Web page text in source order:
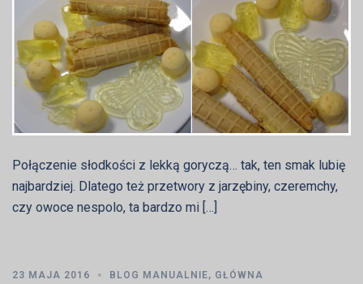
Połączenie słodkości z lekką goryczą… tak, ten smak lubię
najbardziej. Dlatego też przetwory z jarzębiny, czeremchy,
czy owoce nespolo, ta bardzo mi […]
23 MAJA 2016 BLOG MANUALNIE, GŁÓWNA